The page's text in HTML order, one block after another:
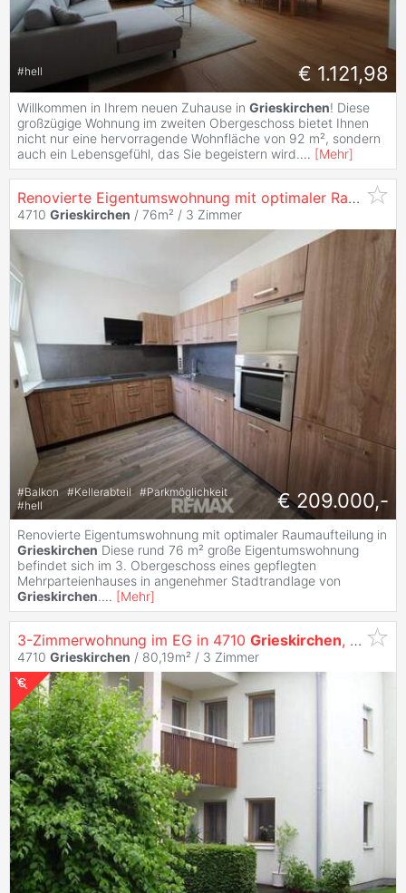
#hell € 1.121,98
Willkommen in Ihrem neuen Zuhause in Grieskirchen! Diese
großzügige Wohnung im zweiten Obergeschoss bietet Ihnen
nicht nur eine hervorragende Wohnfläche von 92 m², sondern
auch ein Lebensgefühl, das Sie begeistern wird.... [Mehr]
Renovierte Eigentumswohnung mit optimaler Raumaufteilung in
4710 Grieskirchen / 76m² / 3 Zimmer
#Balkon #Kellerabteil #Parkmöglichkeit
#hell € 209.000,-
Renovierte Eigentumswohnung mit optimaler Raumaufteilung in
Grieskirchen Diese rund 76 m² große Eigentumswohnung
befindet sich im 3. Obergeschoss eines gepflegten
Mehrparteienhauses in angenehmer Stadtrandlage von
Grieskirchen.... [Mehr]
3-Zimmerwohnung im EG in 4710 Grieskirchen, Ziegelleithen 1a, Top 6
4710 Grieskirchen / 80,19m² / 3 Zimmer